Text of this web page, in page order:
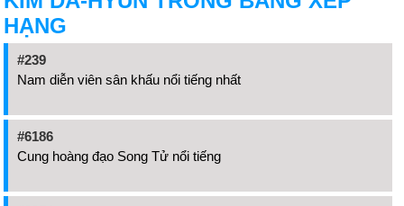
HẠNG
#239
Nam diễn viên sân khấu nổi tiếng nhất
#6186
Cung hoàng đạo Song Tử nổi tiếng